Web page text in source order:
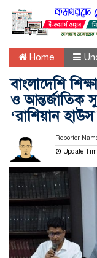
Home
বাংলাদেশি
ও আন্তর্জাতিক
‘রাশিয়ান
Reporter
Update